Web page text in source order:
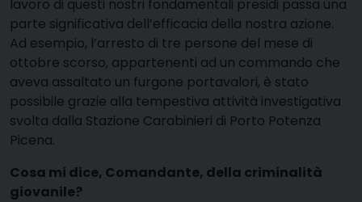
lavoro di questi nostri fondamentali presidi passa una
parte significativa dell’efficacia della nostra azione.
Ad esempio, l’arresto di tre persone del mese di
ottobre scorso, appartenenti ad un commando che
aveva assaltato un furgone portavalori, è stato
possibile grazie alla tempestiva attività investigativa
svolta dalla Stazione Carabinieri di Porto Potenza
Picena.
Cosa mi dice, Comandante, della criminalità
giovanile?